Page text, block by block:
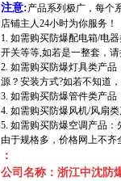
注意:产品系列极广，每个
店铺主人24小时为你服务！
1. 如需购买防爆配电箱/电
开关等等,如若是一整套，
2. 如需购买防爆灯具类产
源？安装方式?如若不知道
3. 如需购买防爆管件类产
4. 如需购买防爆风机/风扇
5. 如需购买防爆空调产品
由于规格多，价格网上不
：
公司名称：浙江中沈防